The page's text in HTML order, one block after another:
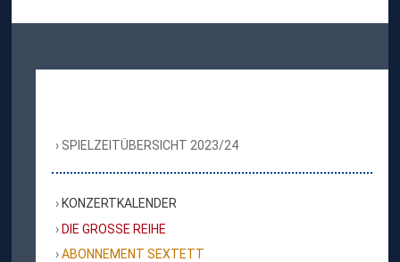
SPIELZEITÜBERSICHT 2023/24
KONZERTKALENDER
DIE GROSSE REIHE
ABONNEMENT SEXTETT